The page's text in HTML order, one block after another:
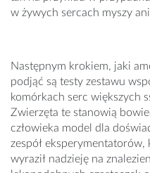
w żywych sercach myszy
Następnym krokiem, jaki
podjąć są testy zestawu
komórkach serc większych
Zwierzęta te stanowią
człowieka model dla
zespół
wyraził nadzieję na